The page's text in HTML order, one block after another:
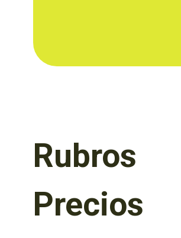
Rubros
Precios